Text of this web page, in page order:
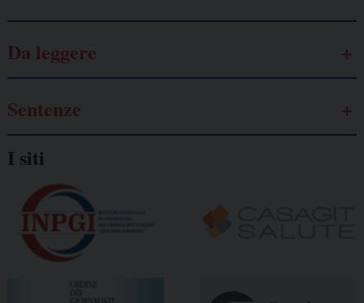
Da leggere
Sentenze
I siti